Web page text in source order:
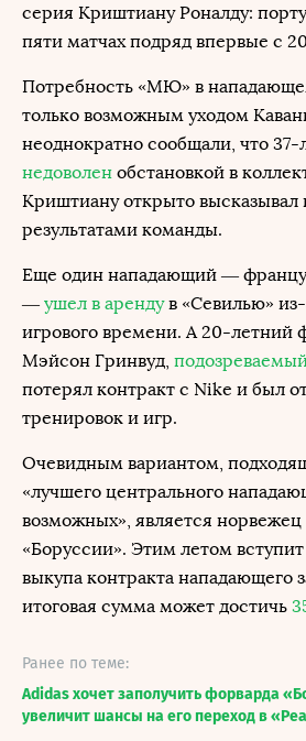
серия Криштиану Роналду:
пяти матчах подряд впервые с
Потребность «МЮ» в
только возможным уходом
неоднократно сообщали, что 37-
недоволен обстановкой в
Криштиану открыто высказывал
результатами команды.
Еще один нападающий —
— ушел в арендув «Севилью» из-
игрового времени. А 20-летний
Мэйсон Гринвуд,
потерял контракт с Nike и был
тренировок и игр.
Очевидным вариантом,
«лучшего центрального
возможных», является
«Боруссии». Этим летом
выкупа контракта нападающего
итоговая сумма может достичь
Ранее по теме:
Adidas хочет заполучить форварда
увеличит шансы на его переход в